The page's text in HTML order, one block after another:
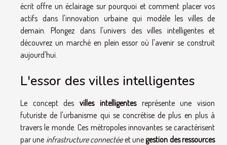
écrit offre un éclairage sur pourquoi et comment placer vos
actifs dans l'innovation urbaine qui modèle les villes de
demain. Plongez dans l'univers des villes intelligentes et
découvrez un marché en plein essor où l'avenir se construit
aujourd'hui.
L'essor des villes intelligentes
Le concept desvilles intelligentesreprésente une vision
futuriste de l'urbanisme qui se concrétise de plus en plus à
travers le monde. Ces métropoles innovantes se caractérisent
par une infrastructure connectéeet unegestion des ressources